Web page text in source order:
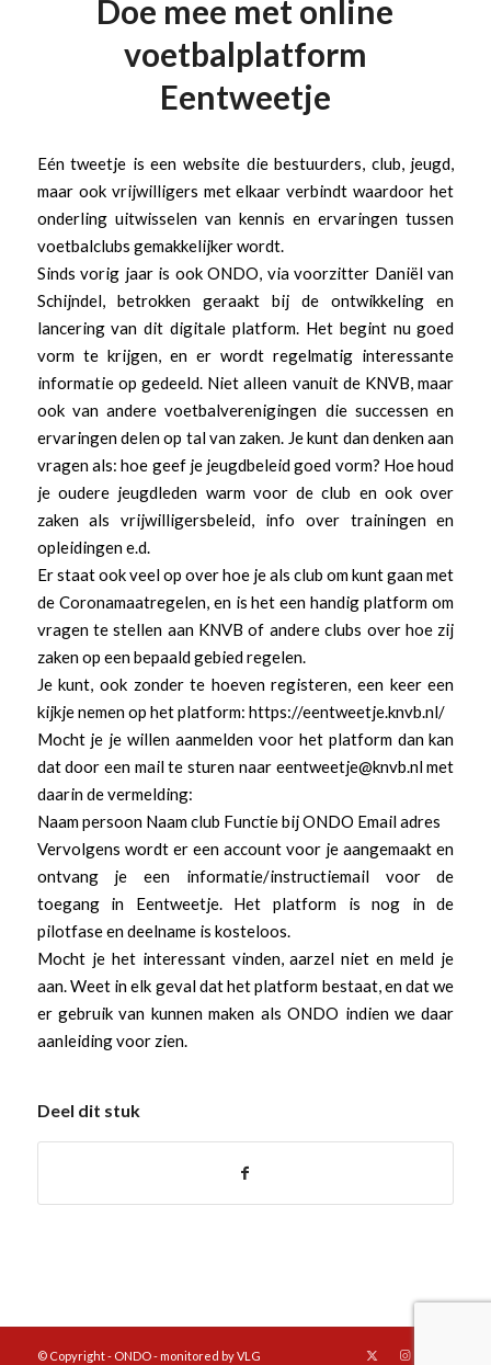
Doe mee met online
voetbalplatform
Eentweetje
Eén tweetje is een website die bestuurders, club, jeugd,
maar ook vrijwilligers met elkaar verbindt waardoor het
onderling uitwisselen van kennis en ervaringen tussen
voetbalclubs gemakkelijker wordt.
Sinds vorig jaar is ook ONDO, via voorzitter Daniël van
Schijndel, betrokken geraakt bij de ontwikkeling en
lancering van dit digitale platform. Het begint nu goed
vorm te krijgen, en er wordt regelmatig interessante
informatie op gedeeld. Niet alleen vanuit de KNVB, maar
ook van andere voetbalverenigingen die successen en
ervaringen delen op tal van zaken. Je kunt dan denken aan
vragen als: hoe geef je jeugdbeleid goed vorm? Hoe houd
je oudere jeugdleden warm voor de club en ook over
zaken als vrijwilligersbeleid, info over trainingen en
opleidingen e.d.
Er staat ook veel op over hoe je als club om kunt gaan met
de Coronamaatregelen, en is het een handig platform om
vragen te stellen aan KNVB of andere clubs over hoe zij
zaken op een bepaald gebied regelen.
Je kunt, ook zonder te hoeven registeren, een keer een
kijkje nemen op het platform: https://eentweetje.knvb.nl/
Mocht je je willen aanmelden voor het platform dan kan
dat door een mail te sturen naar eentweetje@knvb.nl met
daarin de vermelding:
Naam persoon Naam club Functie bij ONDO Email adres
Vervolgens wordt er een account voor je aangemaakt en
ontvang je een informatie/instructiemail voor de
toegang in Eentweetje. Het platform is nog in de
pilotfase en deelname is kosteloos.
Mocht je het interessant vinden, aarzel niet en meld je
aan. Weet in elk geval dat het platform bestaat, en dat we
er gebruik van kunnen maken als ONDO indien we daar
aanleiding voor zien.
Deel dit stuk
© Copyright - ONDO - monitored by VLG